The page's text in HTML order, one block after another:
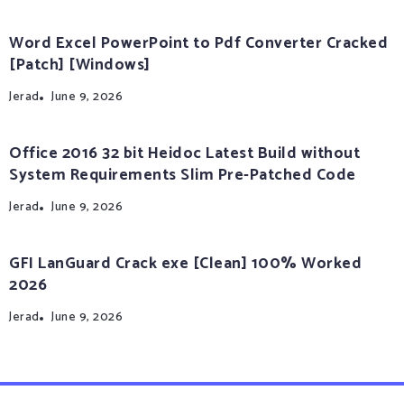
Word Excel PowerPoint to Pdf Converter Cracked
[Patch] [Windows]
Jerad June 9, 2026
Office 2016 32 bit Heidoc Latest Build without
System Requirements Slim Pre-Patched Code
Jerad June 9, 2026
GFI LanGuard Crack exe [Clean] 100% Worked
2026
Jerad June 9, 2026